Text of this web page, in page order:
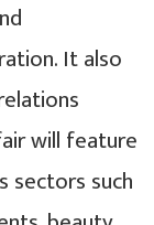
It also
will feature
sectors such